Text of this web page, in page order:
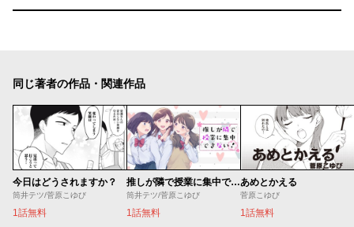
同じ著者の作品・関連作品
今日はどうされますか？
筒井テツ/菅原こゆび
1話無料
推しが隣で授業に集中できない！
筒井テツ/菅原こゆび
1話無料
あめとかえる
菅原こゆび
1話無料